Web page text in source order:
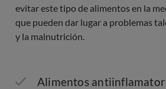
evitar este tipo de alimentos en la
que pueden dar lugar a problemas
y la malnutrición.
Alimentos